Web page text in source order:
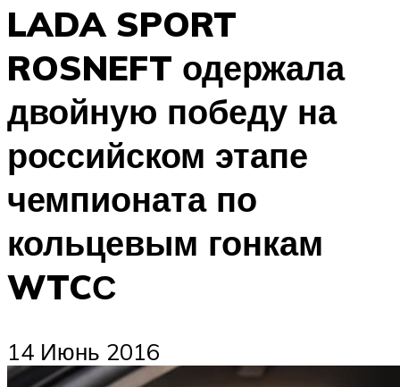
LADA SPORT
ROSNEFT одержала
двойную победу на
российском этапе
чемпионата по
кольцевым гонкам
WTCС
14 Июнь 2016